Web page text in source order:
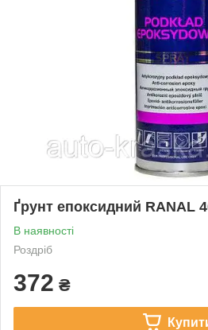
Ґрунт епоксидний RANAL
В наявності
Роздріб
372 ₴